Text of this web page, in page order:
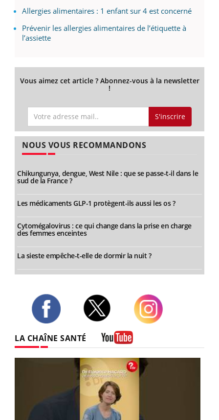
Allergies alimentaires : 1 enfant sur 4 est concerné
Prévenir les allergies alimentaires de l’étiquette à
l’assiette
Vous aimez cet article ? Abonnez-vous à la newsletter
!
S'inscrire
NOUS VOUS RECOMMANDONS
Chikungunya, dengue, West Nile : que se passe-t-il dans le
sud de la France ?
Les médicaments GLP-1 protègent-ils aussi les os ?
Cytomégalovirus : ce qui change dans la prise en charge
des femmes enceintes
La sieste empêche-t-elle de dormir la nuit ?
LA CHAÎNE SANTÉ